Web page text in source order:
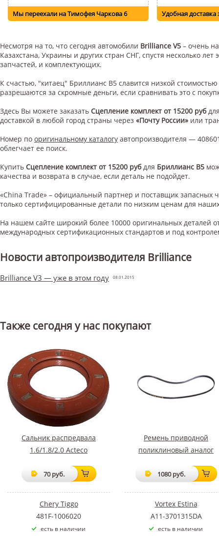
Мы переехали на Тимофея Чаркова 6 Удобная доставка
Несмотря на то, что сегодня автомобили Brilliance V5 – очень
Казахстана, Украины и других стран СНГ, спустя несколько
запчастей, и комплектующих.
К счастью, "китаец" Бриллианс В5 славится низкой
разрешаются за скромные деньги, если сравнивать это с
Здесь Вы можете заказать Сцепление комплект от 15200 руб
доставкой в любой город страны через «Почту России» или
Номер по оригинальному каталогу автопроизводителя —
облегчает ее поиск.
Купить Сцепление комплект от 15200 руб для Бриллианс В5
качества и возврата в случае, если деталь не подойдет.
«China Trade» – официальный партнер и поставщик запасных
только сертифицированные детали по низким ценам для
На нашем сайте широкий более 10000 оригинальных деталей
международных сертификационных стандартов и под
Новости автопроизводителя Brilliance
Brilliance V3 — уже в этом году 08.01.2015
Также сегодня у нас покупают
Сальник распредвала
1.6/1.8/2.0 Acteco
70 руб.
Chery Tiggo
481F-1006020
есть в наличии
Ремень приводной
поликлиновый аналог
1080 руб.
Vortex Estina
A11-3701315DA
есть в наличии